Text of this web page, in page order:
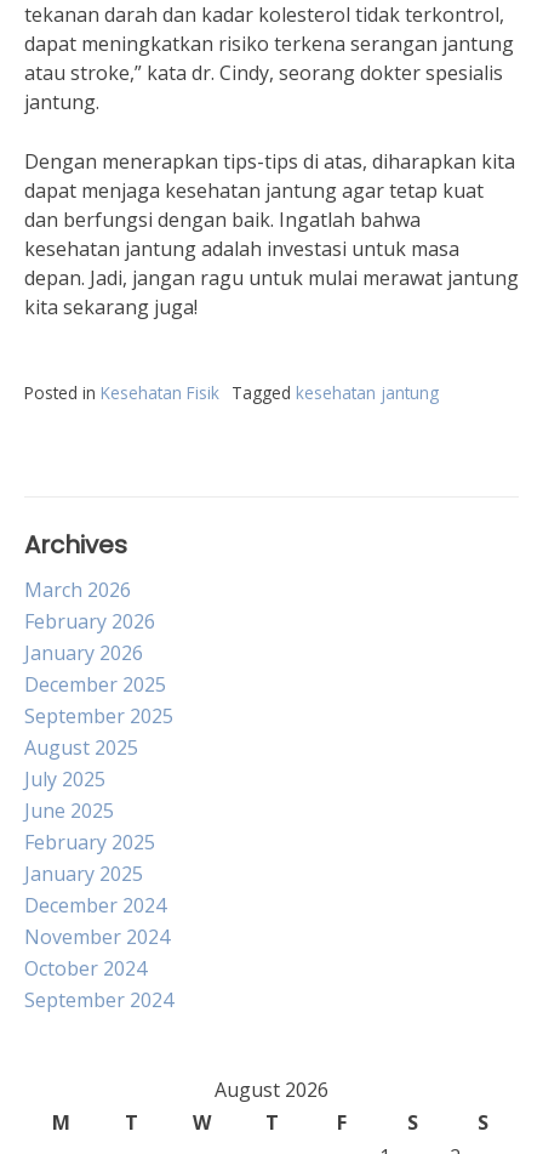
tekanan darah dan kadar kolesterol tidak terkontrol,
dapat meningkatkan risiko terkena serangan jantung
atau stroke,” kata dr. Cindy, seorang dokter spesialis
jantung.
Dengan menerapkan tips-tips di atas, diharapkan kita
dapat menjaga kesehatan jantung agar tetap kuat
dan berfungsi dengan baik. Ingatlah bahwa
kesehatan jantung adalah investasi untuk masa
depan. Jadi, jangan ragu untuk mulai merawat jantung
kita sekarang juga!
Posted in Kesehatan Fisik Tagged kesehatan jantung
Archives
March 2026
February 2026
January 2026
December 2025
September 2025
August 2025
July 2025
June 2025
February 2025
January 2025
December 2024
November 2024
October 2024
September 2024
August 2026
M
T W T F S
S